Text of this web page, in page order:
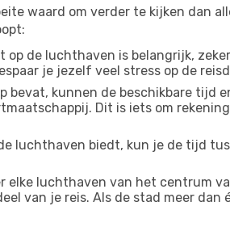
waard om verder te kijken dan
op de luchthaven is belangrijk,
je jezelf veel stress op de
bevat, kunnen de beschikbare tijd
Dit is iets om
luchthaven biedt, kun je de tijd
elke luchthaven van het centrum
van je reis. Als de stad meer